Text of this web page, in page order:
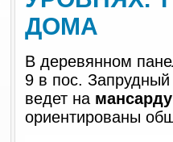
ДОМА
В деревянном
9 в пос. Запрудный
ведет на мансарду
ориентированы